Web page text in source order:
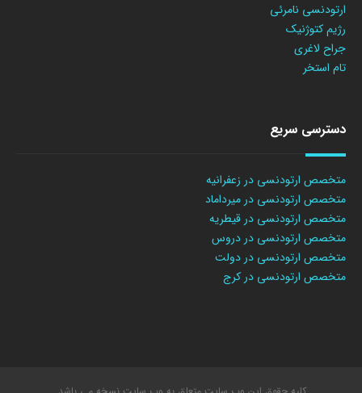
ارتودنسی نامرئی
رژیم کتوژنیک
جراح لاغری
تام استخر
دسترسی سریع
متخصص ارتودنسی در زعفرانیه
متخصص ارتودنسی در میرداماد
متخصص ارتودنسی در قیطریه
متخصص ارتودنسی در دروس
متخصص ارتودنسی در دولت
متخصص ارتودنسی در کرج